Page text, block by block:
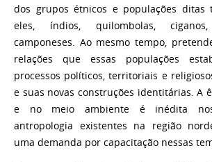
dos grupos étnicos e populações ditas
eles, índios, quilombolas,
camponeses. Ao mesmo tempo,
relações que essas populações
processos políticos, territoriais e
e suas novas construções identitárias. A
e no meio ambiente é inédita
antropologia existentes na região
uma demanda por capacitação nessas